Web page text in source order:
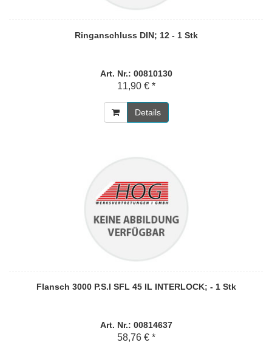
Ringanschluss DIN; 12 - 1 Stk
Art. Nr.: 00810130
11,90 € *
Details
Flansch 3000 P.S.I SFL 45 IL INTERLOCK; - 1 Stk
Art. Nr.: 00814637
58,76 € *